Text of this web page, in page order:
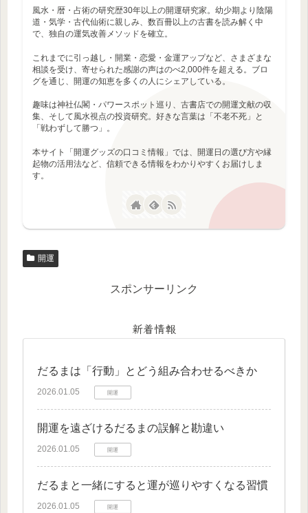
風水・暦・占術の研究歴30年以上の開運研究家。幼少期より陰陽
道・気学・古代仙術に親しみ、数百冊以上の古書を読み解く中
で、独自の運気改善メソッドを確立。
これまでに引っ越し・開業・恋愛・金運アップなど、さまざまな
相談を受け、寄せられた感謝の声はのべ2,000件を超える。ブロ
グを通じ、開運の知恵を多くの人にシェアしている。
趣味は神社仏閣・パワースポット巡り、古書店での開運文献の収
集、そして風水視点の投資研究。好きな言葉は「不老不死」と
「戦わずして勝つ」。
本サイト「開運グッズの口コミ情報」では、開運日の選び方や縁
起物の活用法など、信頼できる情報をわかりやすくお届けしま
す。
開運
スポンサーリンク
新着情報
だるまは「行動」とどう組み合わせるべきか
2026.01.05 開運
開運を遠ざけるだるまの誤解と勘違い
2026.01.05 開運
だるまと一緒にすると運が巡りやすくなる習慣
2026.01.05 開運